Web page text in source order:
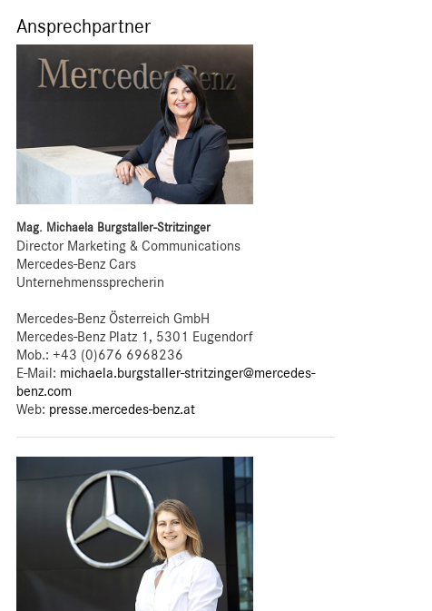
Ansprechpartner
Mag. Michaela Burgstaller-Stritzinger
Director Marketing & Communications
Mercedes-Benz Cars
Unternehmenssprecherin
Mercedes-Benz Österreich GmbH
Mercedes-Benz Platz 1, 5301 Eugendorf
Mob.:+43 (0)676 6968236
E-Mail: michaela.burgstaller-stritzinger@mercedes-
benz.com
Web: presse.mercedes-benz.at